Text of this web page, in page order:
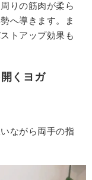
りの筋肉が柔ら
へ導きます。ま
トアップ効果も
くヨガ
ながら両手の指